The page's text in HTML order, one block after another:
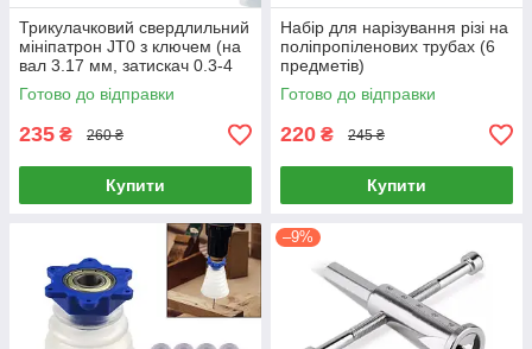
Трикулачковий свердлильний
мініпатрон JT0 з ключем (на
вал 3.17 мм, затискач 0.3-4
мм) для мікродрилі,
бормашини та ЧПК
Готово до відправки
235 ₴ 260 ₴
Купити
Набір для нарізування різі на
поліпропіленових трубах (6
предметів)
Готово до відправки
220 ₴ 245 ₴
Купити
–9%